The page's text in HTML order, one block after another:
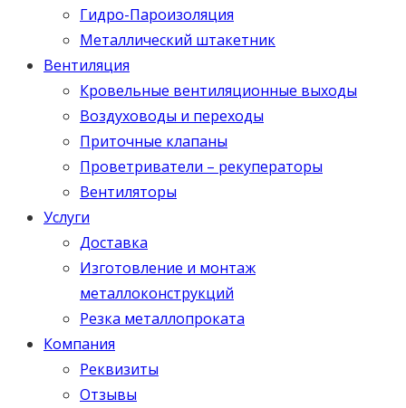
Гидро-Пароизоляция
Металлический штакетник
Вентиляция
Кровельные вентиляционные выходы
Воздуховоды и переходы
Приточные клапаны
Проветриватели – рекуператоры
Вентиляторы
Услуги
Доставка
Изготовление и монтаж
металлоконструкций
Резка металлопроката
Компания
Реквизиты
Отзывы